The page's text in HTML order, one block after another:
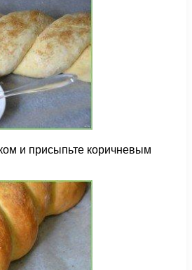
и присыпьте коричневым